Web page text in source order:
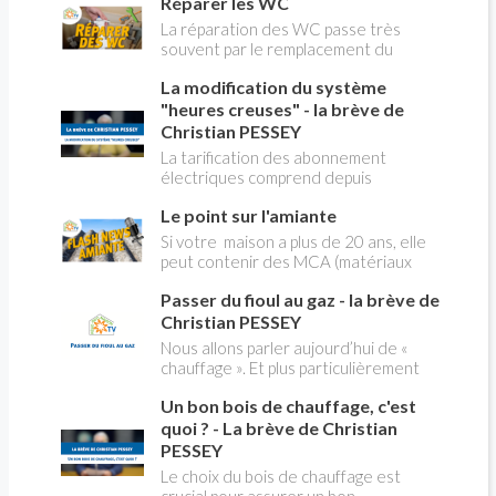
La réparation des WC passe très
souvent par le remplacement du
expliquer
La modification du système
"heures creuses" - la brève de
Christian PESSEY
La tarification des abonnement
électriques comprend depuis
pleines, heures creuses. Aujourd'hui
Christian PESSEY vous explique tout
ce qu'il faut savoir sur la nouvelle
modification du système "heures
creuses" qui concerne près de 15
millions de Français !
Le point sur l'amiante
Si votre maison a plus de 20 ans, elle
peut contenir des MCA (matériaux
panique, on fait le point dans notre
flash news n°3 spéciale Amiante et
ses dangers avec Christian Pessey
Passer du fioul au gaz - la brève de
Christian PESSEY
Nous allons parler aujourd’hui de «
chauffage ». Et plus particulièrement
aborder l’abandon du fioul au profit du
gaz.
Un bon bois de chauffage, c'est
quoi ? - La brève de Christian
PESSEY
Le choix du bois de chauffage est